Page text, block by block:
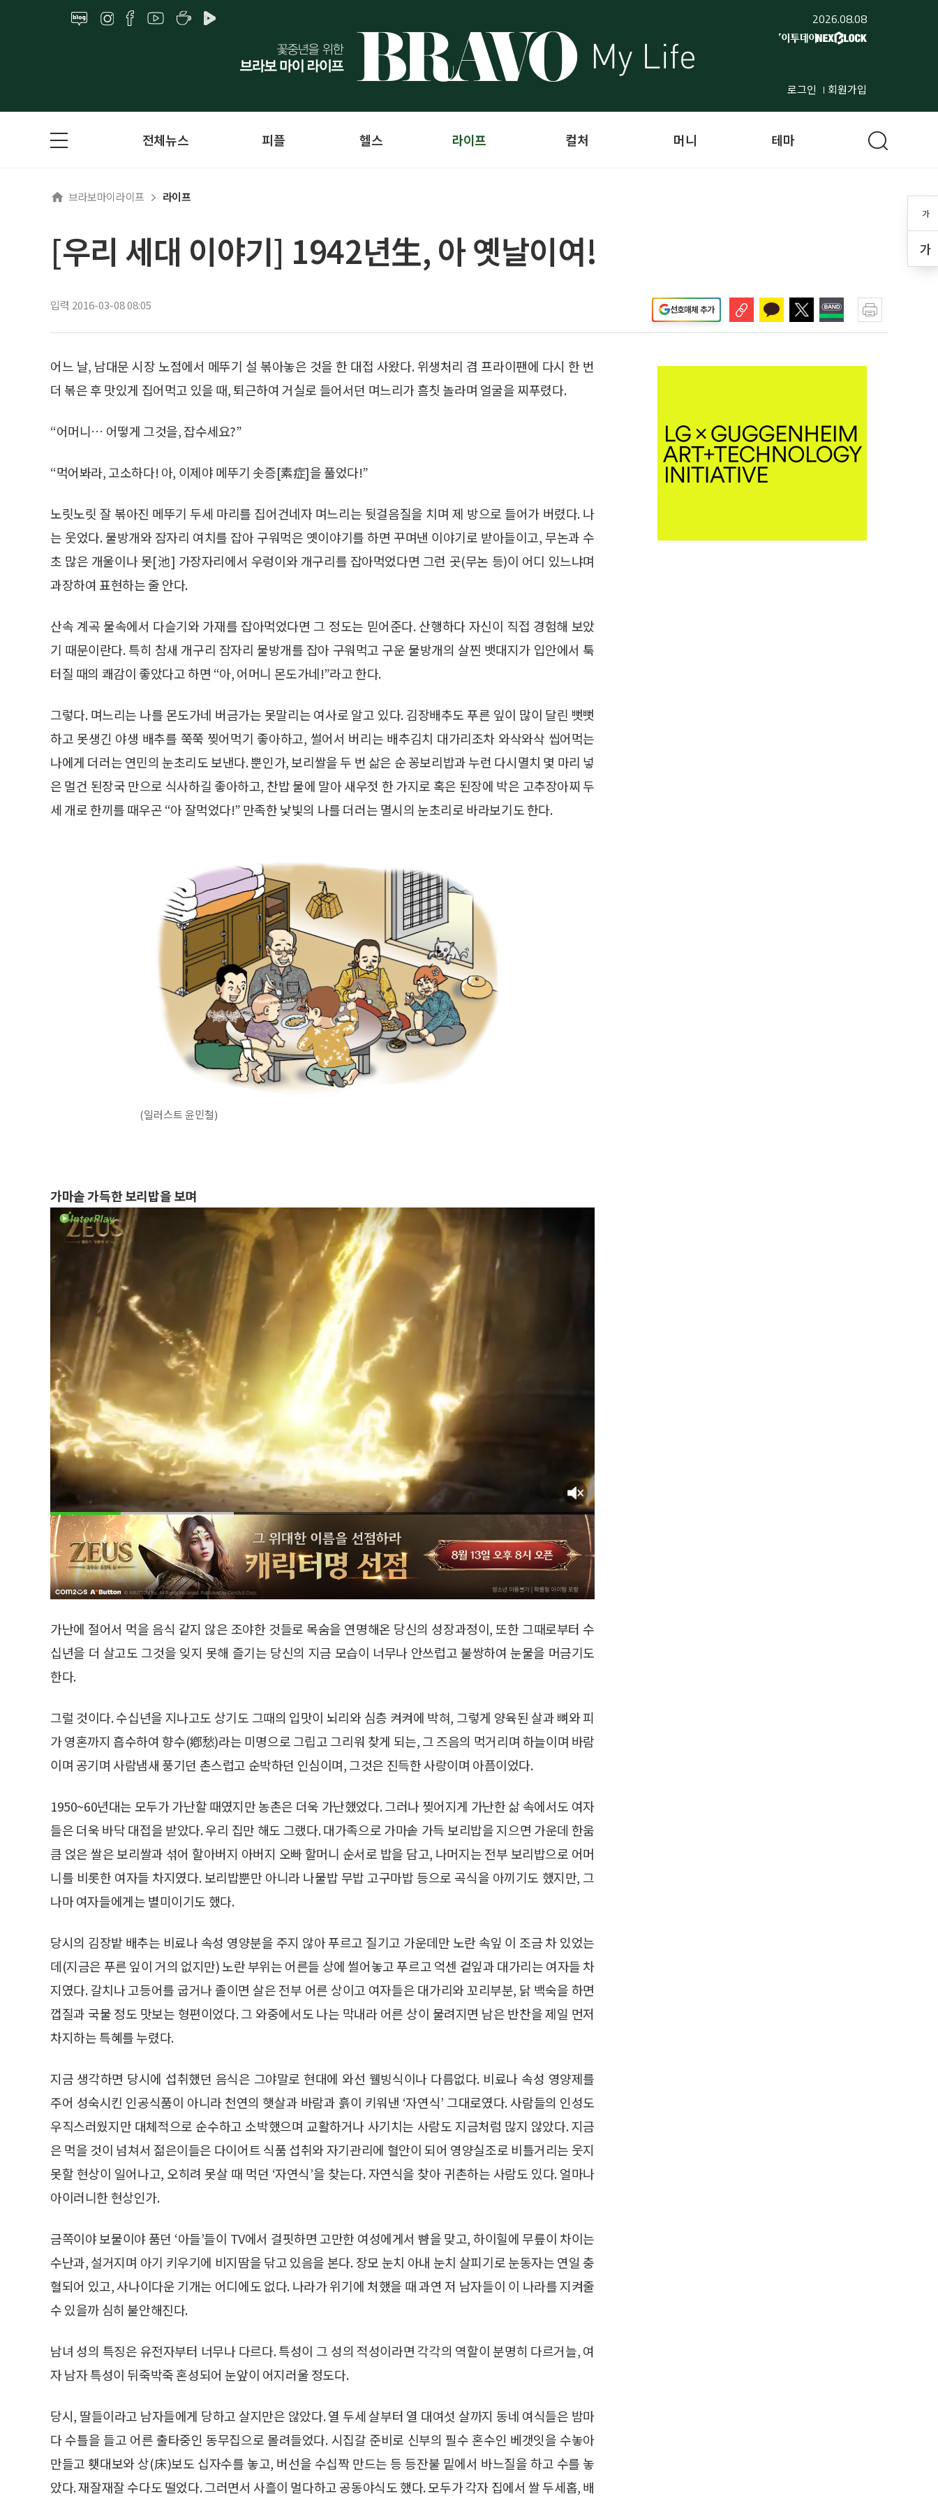
2026.08.08
로그인 회원가입
가
가
전체뉴스 피플 헬스 라이프 컬처 머니 테마
브라보마이라이프 라이프
[우리 세대 이야기] 1942년生, 아 옛날이여!
입력 2016-03-08 08:05 선호매체 추가
어느 날, 남대문 시장 노점에서 메뚜기 설 볶아놓은 것을 한 대접 사왔다. 위생처리 겸 프라이팬에 다시 한 번
더 볶은 후 맛있게 집어먹고 있을 때, 퇴근하여 거실로 들어서던 며느리가 흠칫 놀라며 얼굴을 찌푸렸다.
“어머니… 어떻게 그것을, 잡수세요?”
“먹어봐라, 고소하다! 아, 이제야 메뚜기 솟증[素症]을 풀었다!”
노릿노릿 잘 볶아진 메뚜기 두세 마리를 집어건네자 며느리는 뒷걸음질을 치며 제 방으로 들어가 버렸다. 나
는 웃었다. 물방개와 잠자리 여치를 잡아 구워먹은 옛이야기를 하면 꾸며낸 이야기로 받아들이고, 무논과 수
초 많은 개울이나 못[池] 가장자리에서 우렁이와 개구리를 잡아먹었다면 그런 곳(무논 등)이 어디 있느냐며
과장하여 표현하는 줄 안다.
산속 계곡 물속에서 다슬기와 가재를 잡아먹었다면 그 정도는 믿어준다. 산행하다 자신이 직접 경험해 보았
기 때문이란다. 특히 참새 개구리 잠자리 물방개를 잡아 구워먹고 구운 물방개의 살찐 뱃대지가 입안에서 툭
터질 때의 쾌감이 좋았다고 하면 “아, 어머니 몬도가네!”라고 한다.
그렇다. 며느리는 나를 몬도가네 버금가는 못말리는 여사로 알고 있다. 김장배추도 푸른 잎이 많이 달린 뻣뻣
하고 못생긴 야생 배추를 쭉쭉 찢어먹기 좋아하고, 썰어서 버리는 배추김치 대가리조차 와삭와삭 씹어먹는
나에게 더러는 연민의 눈초리도 보낸다. 뿐인가, 보리쌀을 두 번 삶은 순 꽁보리밥과 누런 다시멸치 몇 마리 넣
은 멀건 된장국 만으로 식사하길 좋아하고, 찬밥 물에 말아 새우젓 한 가지로 혹은 된장에 박은 고추장아찌 두
세 개로 한끼를 때우곤 “아 잘먹었다!” 만족한 낯빛의 나를 더러는 멸시의 눈초리로 바라보기도 한다.
(일러스트 윤민철)
가마솥 가득한 보리밥을 보며
가난에 절어서 먹을 음식 같지 않은 조야한 것들로 목숨을 연명해온 당신의 성장과정이, 또한 그때로부터 수
십년을 더 살고도 그것을 잊지 못해 즐기는 당신의 지금 모습이 너무나 안쓰럽고 불쌍하여 눈물을 머금기도
한다.
그럴 것이다. 수십년을 지나고도 상기도 그때의 입맛이 뇌리와 심층 켜켜에 박혀, 그렇게 양육된 살과 뼈와 피
가 영혼까지 흡수하여 향수(鄕愁)라는 미명으로 그립고 그리워 찾게 되는, 그 즈음의 먹거리며 하늘이며 바람
이며 공기며 사람냄새 풍기던 촌스럽고 순박하던 인심이며, 그것은 진득한 사랑이며 아픔이었다.
1950~60년대는 모두가 가난할 때였지만 농촌은 더욱 가난했었다. 그러나 찢어지게 가난한 삶 속에서도 여자
들은 더욱 바닥 대접을 받았다. 우리 집만 해도 그랬다. 대가족으로 가마솥 가득 보리밥을 지으면 가운데 한움
큼 얹은 쌀은 보리쌀과 섞어 할아버지 아버지 오빠 할머니 순서로 밥을 담고, 나머지는 전부 보리밥으로 어머
니를 비롯한 여자들 차지였다. 보리밥뿐만 아니라 나물밥 무밥 고구마밥 등으로 곡식을 아끼기도 했지만, 그
나마 여자들에게는 별미이기도 했다.
당시의 김장밭 배추는 비료나 속성 영양분을 주지 않아 푸르고 질기고 가운데만 노란 속잎 이 조금 차 있었는
데(지금은 푸른 잎이 거의 없지만) 노란 부위는 어른들 상에 썰어놓고 푸르고 억센 겉잎과 대가리는 여자들 차
지였다. 갈치나 고등어를 굽거나 졸이면 살은 전부 어른 상이고 여자들은 대가리와 꼬리부분, 닭 백숙을 하면
껍질과 국물 정도 맛보는 형편이었다. 그 와중에서도 나는 막내라 어른 상이 물려지면 남은 반찬을 제일 먼저
차지하는 특혜를 누렸다.
지금 생각하면 당시에 섭취했던 음식은 그야말로 현대에 와선 웰빙식이나 다름없다. 비료나 속성 영양제를
주어 성숙시킨 인공식품이 아니라 천연의 햇살과 바람과 흙이 키워낸 ‘자연식’ 그대로였다. 사람들의 인성도
우직스러웠지만 대체적으로 순수하고 소박했으며 교활하거나 사기치는 사람도 지금처럼 많지 않았다. 지금
은 먹을 것이 넘쳐서 젊은이들은 다이어트 식품 섭취와 자기관리에 혈안이 되어 영양실조로 비틀거리는 웃지
못할 현상이 일어나고, 오히려 못살 때 먹던 ‘자연식’을 찾는다. 자연식을 찾아 귀촌하는 사람도 있다. 얼마나
아이러니한 현상인가.
금쪽이야 보물이야 품던 ‘아들’들이 TV에서 걸핏하면 고만한 여성에게서 뺨을 맞고, 하이힐에 무릎이 차이는
수난과, 설거지며 아기 키우기에 비지땀을 닦고 있음을 본다. 장모 눈치 아내 눈치 살피기로 눈동자는 연일 충
혈되어 있고, 사나이다운 기개는 어디에도 없다. 나라가 위기에 처했을 때 과연 저 남자들이 이 나라를 지켜줄
수 있을까 심히 불안해진다.
남녀 성의 특징은 유전자부터 너무나 다르다. 특성이 그 성의 적성이라면 각각의 역할이 분명히 다르거늘, 여
자 남자 특성이 뒤죽박죽 혼성되어 눈앞이 어지러울 정도다.
당시, 딸들이라고 남자들에게 당하고 살지만은 않았다. 열 두세 살부터 열 대여섯 살까지 동네 여식들은 밤마
다 수틀을 들고 어른 출타중인 동무집으로 몰려들었다. 시집갈 준비로 신부의 필수 혼수인 베갯잇을 수놓아
만들고 횃대보와 상(床)보도 십자수를 놓고, 버선을 수십짝 만드는 등 등잔불 밑에서 바느질을 하고 수를 놓
았다. 재잘재잘 수다도 떨었다. 그러면서 사흘이 멀다하고 공동야식도 했다. 모두가 각자 집에서 쌀 두세홉, 배